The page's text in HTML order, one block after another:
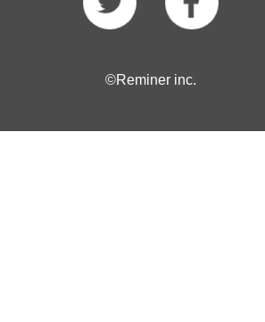
©Reminer inc.